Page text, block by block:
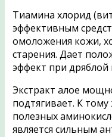
Тиамина хлорид
эффективным
омоложения кожи,
старения. Дает
эффект при дряблой
Экстракт алое
подтягивает. К
полезных
является сильным